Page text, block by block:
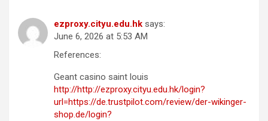
ezproxy.cityu.edu.hk says:
June 6, 2026 at 5:53 AM
References:
Geant casino saint louis
http://http://ezproxy.cityu.edu.hk/login?
url=https://de.trustpilot.com/review/der-wikinger-
shop.de/login?